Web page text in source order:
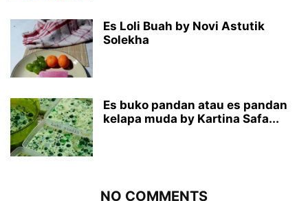
Es Loli Buah by Novi Astutik
Solekha
Es buko pandan atau es pandan
kelapa muda by Kartina Safa...
NO COMMENTS